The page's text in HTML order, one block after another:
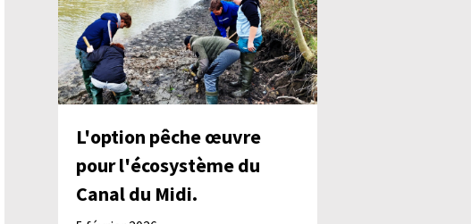
L'option pêche œuvre
pour l'écosystème du
Canal du Midi.